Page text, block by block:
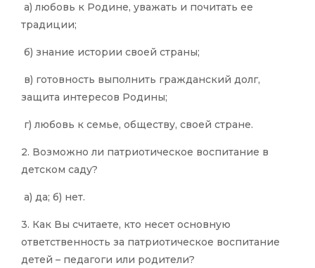
а) любовь к Родине, уважать и почитать ее
традиции;
б) знание истории своей страны;
в) готовность выполнить гражданский долг,
защита интересов Родины;
г) любовь к семье, обществу, своей стране.
2. Возможно ли патриотическое воспитание в
детском саду?
а) да; б) нет.
3. Как Вы считаете, кто несет основную
ответственность за патриотическое воспитание
детей – педагоги или родители?